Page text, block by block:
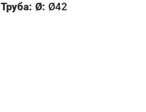
0034608305
Труба: Ø: Ø42